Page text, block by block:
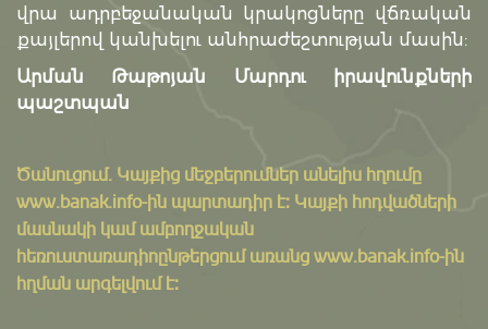
վրա ադրբեջանական կրակոցները վճռական
քայլերով կանխելու անհրաժեշտության մասին:
Արման Թաթոյան Մարդու իրավունքների
պաշտպան
Ծանուցում․ Կայքից մեջբերումներ անելիս հղումը
www.banak.info-ին պարտադիր է: Կայքի հոդվածների
մասնակի կամ ամբողջական
հեռուստառադիոընթերցում առանց www.banak.info-ին
հղման արգելվում է: